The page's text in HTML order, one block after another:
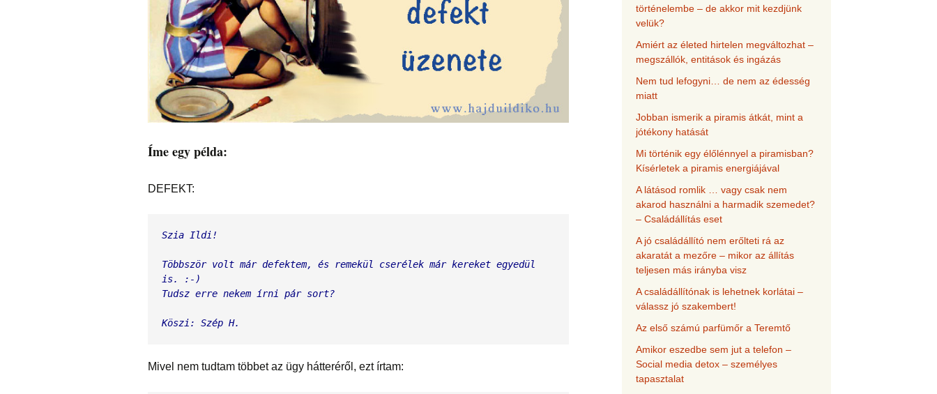
Íme egy példa:
DEFEKT:
Szia Ildi!
Többször volt már defektem, és remekül cserélek már kereket egyedül
is. :-)
Tudsz erre nekem írni pár sort?
Köszi: Szép H.
Mivel nem tudtam többet az ügy hátteréről, ezt írtam:
történelembe – de akkor mit kezdjünk
velük?
Amiért az életed hirtelen megváltozhat –
megszállók, entitások és ingázás
Nem tud lefogyni… de nem az édesség
miatt
Jobban ismerik a piramis átkát, mint a
jótékony hatását
Mi történik egy élőlénnyel a piramisban?
Kísérletek a piramis energiájával
A látásod romlik … vagy csak nem
akarod használni a harmadik szemedet?
– Családállítás eset
A jó családállító nem erőlteti rá az
akaratát a mezőre – mikor az állítás
teljesen más irányba visz
A családállítónak is lehetnek korlátai –
válassz jó szakembert!
Az első számú parfümőr a Teremtő
Amikor eszedbe sem jut a telefon –
Social media detox – személyes
tapasztalat